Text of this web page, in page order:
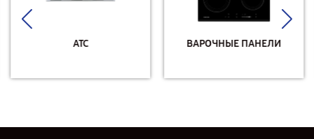
АТС ВАРОЧНЫЕ ПАНЕЛИ